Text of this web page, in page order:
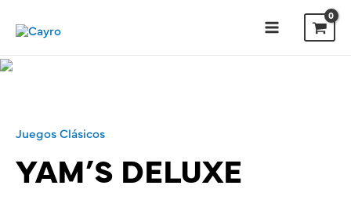
Juegos Clásicos
YAM’S DELUXE